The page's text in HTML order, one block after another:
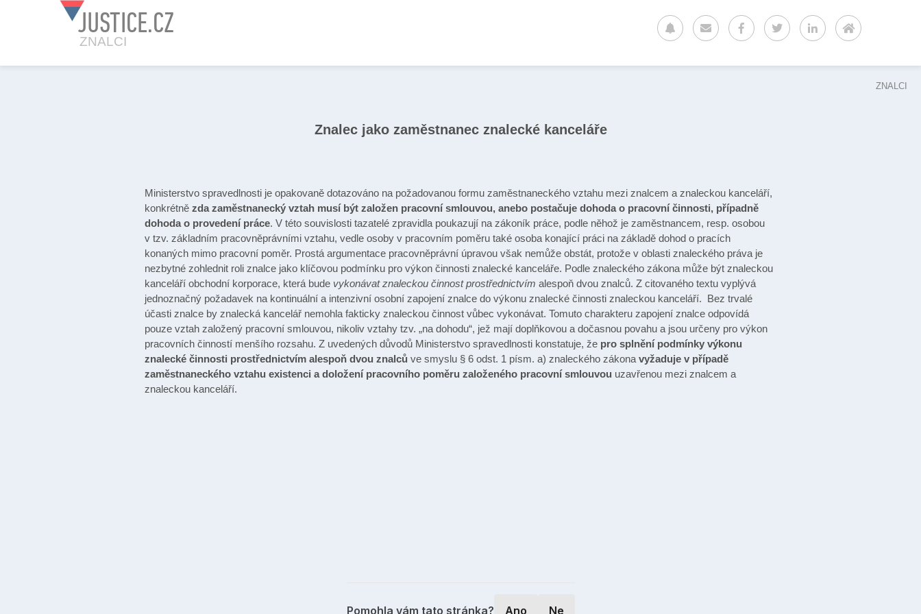
JUSTICE.CZ
ZNALCI
ZNALCI
Znalec jako zaměstnanec znalecké kanceláře
Ministerstvo spravedlnosti je opakovaně dotazováno na požadovanou formu zaměstnaneckého vztahu mezi znalcem a znaleckou kanceláří,
konkrétnězda zaměstnanecký vztah musí být založen pracovní smlouvou, anebo postačuje dohoda o pracovní činnosti, případně
dohoda o provedení práce. V této souvislosti tazatelé zpravidla poukazují na zákoník práce, podle něhož je zaměstnancem, resp. osobou
v tzv. základním pracovněprávními vztahu, vedle osoby v pracovním poměru také osoba konající práci na základě dohod o pracích
konaných mimo pracovní poměr. Prostá argumentace pracovněprávní úpravou však nemůže obstát, protože v oblasti znaleckého práva je
nezbytné zohlednit roli znalce jako klíčovou podmínku pro výkon činnosti znalecké kanceláře. Podle znaleckého zákona může být znaleckou
kanceláří obchodní korporace, která bude vykonávat znaleckou činnost prostřednictvím alespoň dvou znalců. Z citovaného textu vyplývá
jednoznačný požadavek na kontinuální a intenzivní osobní zapojení znalce do výkonu znalecké činnosti znaleckou kanceláří. Bez trvalé
účasti znalce by znalecká kancelář nemohla fakticky znaleckou činnost vůbec vykonávat. Tomuto charakteru zapojení znalce odpovídá
pouze vztah založený pracovní smlouvou, nikoliv vztahy tzv. „na dohodu“, jež mají doplňkovou a dočasnou povahu a jsou určeny pro výkon
pracovních činností menšího rozsahu. Z uvedených důvodů Ministerstvo spravedlnosti konstatuje, že pro splnění podmínky výkonu
znalecké činnosti prostřednictvím alespoň dvou znalců ve smyslu § 6 odst. 1 písm. a) znaleckého zákonavyžaduje v případě
zaměstnaneckého vztahu existenci a doložení pracovního poměru založeného pracovní smlouvou uzavřenou mezi znalcem a
znaleckou kanceláří.
Pomohla vám tato stránka? Ano Ne